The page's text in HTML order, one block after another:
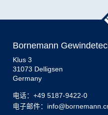
Bornemann
Klus 3
31073 Delligsen
Germany
电话： +49 5187-9422-0
电子邮件：